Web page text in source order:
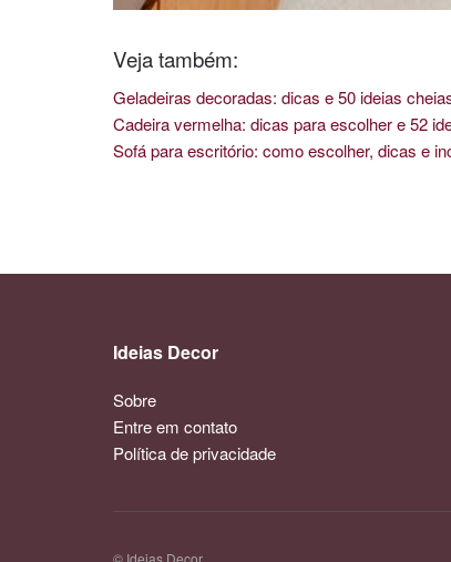
Veja também:
Geladeiras decoradas: dicas e 50 ideias
Cadeira vermelha: dicas para escolher e 52
Sofá para escritório: como escolher, dicas e
Ideias Decor
Sobre
Entre em contato
Política de privacidade
© Ideias Decor